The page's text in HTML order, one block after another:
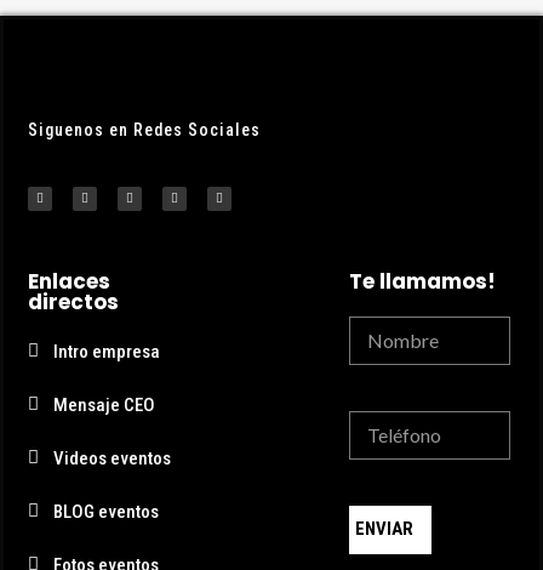
Siguenos en Redes Sociales
Enlaces
directos
Intro empresa
Mensaje CEO
Videos eventos
BLOG eventos
Fotos eventos
Te llamamos!
ENVIAR